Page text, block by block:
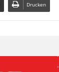
Drucken